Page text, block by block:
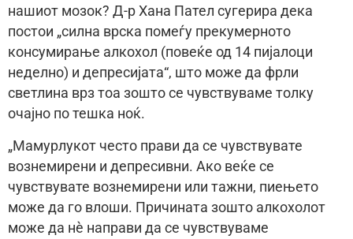
нашиот мозок? Д-р Хана Пател сугерира дека
постои „силна врска помеѓу прекумерното
консумирање алкохол (повеќе од 14 пијалоци
неделно) и депресијата“, што може да фрли
светлина врз тоа зошто се чувствуваме толку
очајно по тешка ноќ.
„Мамурлукот често прави да се чувствувате
вознемирени и депресивни. Ако веќе се
чувствувате вознемирени или тажни, пиењето
може да го влоши. Причината зошто алкохолот
може да нè направи да се чувствуваме